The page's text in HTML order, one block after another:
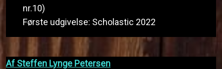
nr.10)
Første udgivelse: Scholastic 2022
Af Steffen Lynge Petersen